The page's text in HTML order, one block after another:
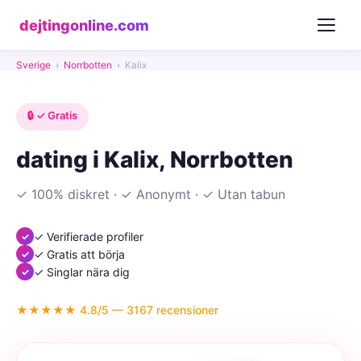
dejtingonline.com
Sverige › Norrbotten › Kalix
🔒 ✓ Gratis
dating i Kalix, Norrbotten
✓ 100% diskret · ✓ Anonymt · ✓ Utan tabun
✓ Verifierade profiler
✓ Gratis att börja
✓ Singlar nära dig
★★★★★ 4.8/5 — 3167 recensioner